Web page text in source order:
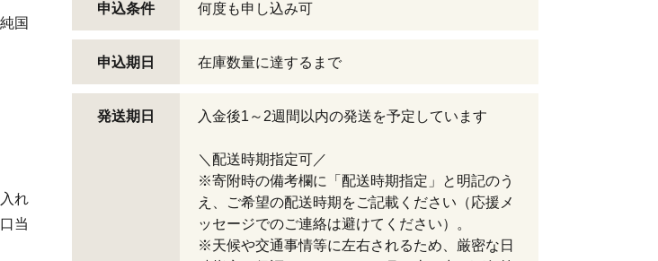
国
れ
当
申込条件 何度も申し込み可
申込期日 在庫数量に達するまで
発送期日 入金後1～2週間以内の発送を予定しています
＼配送時期指定可／
※寄附時の備考欄に「配送時期指定」と明記のう
え、ご希望の配送時期をご記載ください（応援メ
ッセージでのご連絡は避けてください）。
※天候や交通事情等に左右されるため、厳密な日